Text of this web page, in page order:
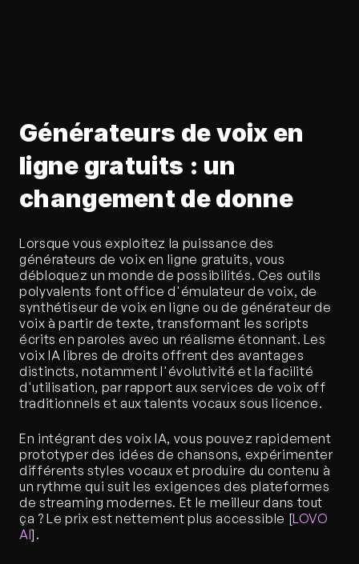
Générateurs de voix en
ligne gratuits : un
changement de donne
Lorsque vous exploitez la puissance des
générateurs de voix en ligne gratuits, vous
débloquez un monde de possibilités. Ces outils
polyvalents font office d'émulateur de voix, de
synthétiseur de voix en ligne ou de générateur de
voix à partir de texte, transformant les scripts
écrits en paroles avec un réalisme étonnant. Les
voix IA libres de droits offrent des avantages
distincts, notamment l'évolutivité et la facilité
d'utilisation, par rapport aux services de voix off
traditionnels et aux talents vocaux sous licence.
En intégrant des voix IA, vous pouvez rapidement
prototyper des idées de chansons, expérimenter
différents styles vocaux et produire du contenu à
un rythme qui suit les exigences des plateformes
de streaming modernes. Et le meilleur dans tout
ça ? Le prix est nettement plus accessible [LOVO
AI].